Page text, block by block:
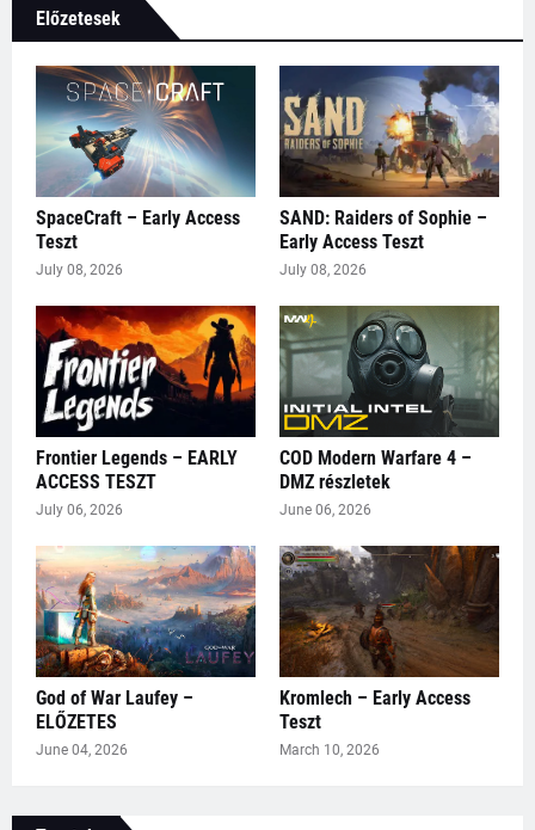
Előzetesek
SpaceCraft – Early Access
Teszt
July 08, 2026
SAND: Raiders of Sophie –
Early Access Teszt
July 08, 2026
Frontier Legends – EARLY
ACCESS TESZT
July 06, 2026
COD Modern Warfare 4 –
DMZ részletek
June 06, 2026
God of War Laufey –
ELŐZETES
June 04, 2026
Kromlech – Early Access
Teszt
March 10, 2026